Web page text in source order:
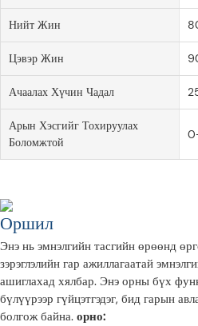
Нийт Жин
Цэвэр Жин
Ачаалах Хүчин Чадал
Арын Хэсгийг Тохируулах
Боломжтой
Оршил
Энэ нь эмнэлгийн тасгийн өрөөнд
зэрэглэлийн гар ажиллагаатай
ашиглахад хялбар. Энэ орны бүх
бүлүүрээр гүйцэтгэдэг, бид гарын
болгож байна. орно: